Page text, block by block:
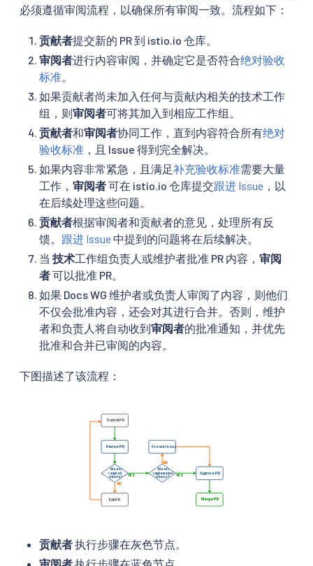
必须遵循审阅流程，以确保所有审阅一致。流程如下：
贡献者提交新的 PR 到 istio.io 仓库。
审阅者进行内容审阅，并确定它是否符合绝对验收
标准
如果贡献者尚未加入任何与贡献内相关的技术工作
组，则审阅者可将其加入到相应工作组。
贡献者和审阅者协同工作，直到内容符合所有绝对
验收标准 ，且 Issue 得到完全解决。
如果内容非常紧急，且满足补充验收标准需要大量
工作， 审阅者可在 istio.io 仓库提交跟进 Issue ，以
在后续处理这些问题。
贡献者根据审阅者和贡献者的意见，处理所有反
馈。 跟进 Issue中提到的问题将在后续解决。
当 技术工作组负责人或维护者批准 PR 内容， 审阅
者可以批准 PR。
如果 Docs WG 维护者或负责人审阅了内容，则他们
不仅会批准内容，还会对其进行合并。否则，维护
者和负责人将自动收到审阅者的批准通知，并优先
批准和合并已审阅的内容。
下图描述了该流程：
贡献者执行步骤在灰色节点。